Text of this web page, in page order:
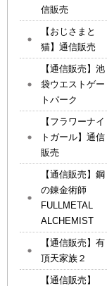
信販売
【おじさまと
猫】通信販売
【通信販売】池
袋ウエストゲー
トパーク
【フラワーナイ
トガール】通信
販売
【通信販売】鋼
の錬金術師
FULLMETAL
ALCHEMIST
【通信販売】有
頂天家族２
【通信販売】